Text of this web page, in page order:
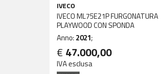
IVECO
IVECO ML75E21P FURGONATURA
PLAYWOOD CON SPONDA
Anno: 2021;
€ 47.000,00
IVA esclusa